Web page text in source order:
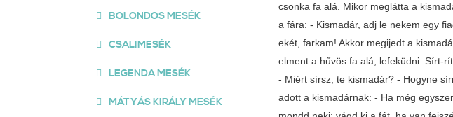
csonka fa alá. Mikor meglátta a
a fára: - Kismadár, adj le nekem egy
ekét, farkam! Akkor megijedt a
elment a hűvös fa alá, lefeküdni. Sírt-
- Miért sírsz, te kismadár? - Hogyne
adott a kismadárnak: - Ha még
BOLONDOS MESÉK
CSALIMESÉK
LEGENDA MESÉK
MÁTYÁS KIRÁLY MESÉK